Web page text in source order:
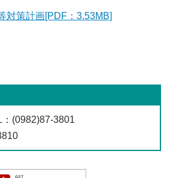
対策計画[PDF：3.53MB]
：(0982)87-3801